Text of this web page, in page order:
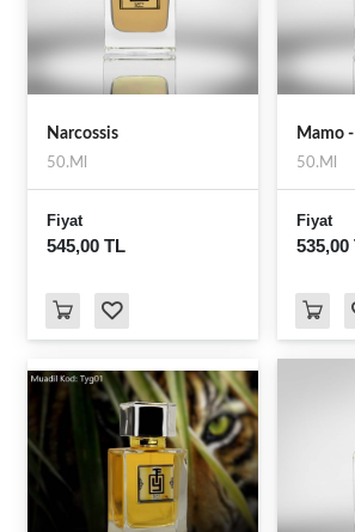
Narcossis
50.Ml
Fiyat
545,00 TL
Mamo
50.Ml
Fiyat
535,00